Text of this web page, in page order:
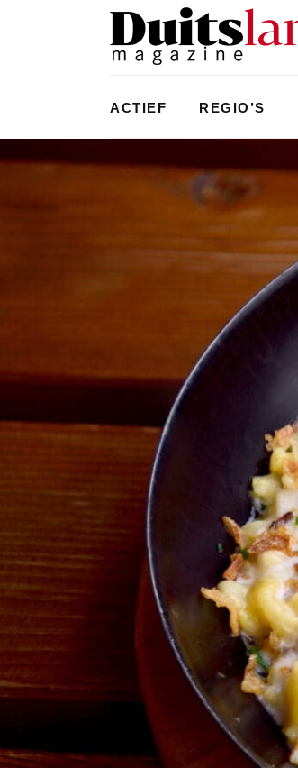
ACTIEF REGIO’S